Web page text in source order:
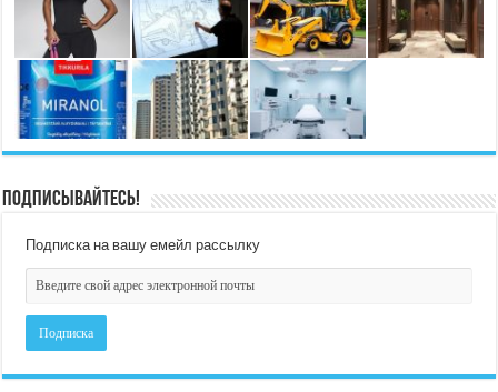
Подписывайтесь!
Подписка на вашу емейл рассылку